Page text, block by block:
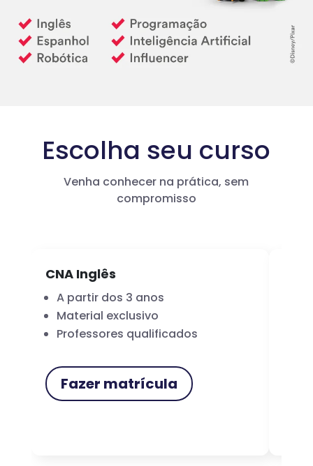
Escolha seu curso
Venha conhecer na prática, sem
compromisso
CNA Inglês
A partir dos 3 anos
Material exclusivo
Professores qualificados
Fazer matrícula